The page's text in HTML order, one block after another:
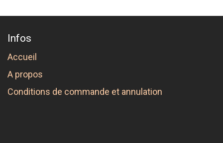
Infos
Accueil
A propos
Conditions de commande et annulation